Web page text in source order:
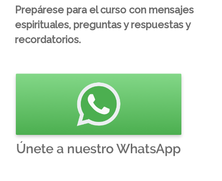
Prepárese para el curso con mensajes
espirituales, preguntas y respuestas y
recordatorios.